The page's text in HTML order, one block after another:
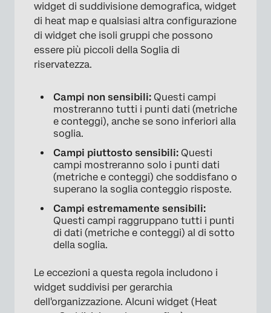
widget di suddivisione demografica, widget
di heat map e qualsiasi altra configurazione
di widget che isoli gruppi che possono
essere più piccoli della Soglia di
riservatezza.
Campi non sensibili: Questi campi
mostreranno tutti i punti dati (metriche
e conteggi), anche se sono inferiori alla
soglia.
Campi piuttosto sensibili: Questi
campi mostreranno solo i punti dati
(metriche e conteggi) che soddisfano o
superano la soglia conteggio risposte.
Campi estremamente sensibili:
Questi campi raggruppano tutti i punti
di dati (metriche e conteggi) al di sotto
della soglia.
Le eccezioni a questa regola includono i
widget suddivisi per gerarchia
dell'organizzazione. Alcuni widget (Heat